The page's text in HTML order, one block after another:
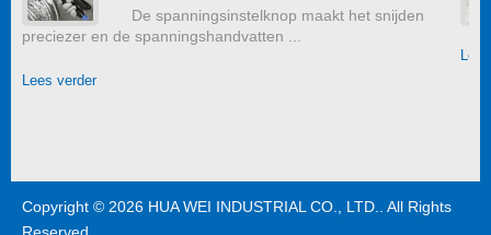
De spanningsinstelknop maakt het snijden
preciezer en de spanningshandvatten ...
Lees verder
Copyright © 2026 HUA WEI INDUSTRIAL CO., LTD.
. All Rights